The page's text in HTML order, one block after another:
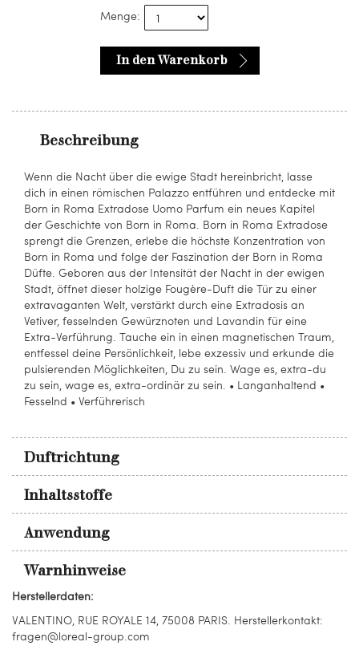
Menge:
In den Warenkorb
Beschreibung
Wenn die Nacht über die ewige Stadt hereinbricht, lasse
dich in einen römischen Palazzo entführen und entdecke mit
Born in Roma Extradose Uomo Parfum ein neues Kapitel
der Geschichte von Born in Roma. Born in Roma Extradose
sprengt die Grenzen, erlebe die höchste Konzentration von
Born in Roma und folge der Faszination der Born in Roma
Düfte. Geboren aus der Intensität der Nacht in der ewigen
Stadt, öffnet dieser holzige Fougère-Duft die Tür zu einer
extravaganten Welt, verstärkt durch eine Extradosis an
Vetiver, fesselnden Gewürznoten und Lavandin für eine
Extra-Verführung. Tauche ein in einen magnetischen Traum,
entfessel deine Persönlichkeit, lebe exzessiv und erkunde die
pulsierenden Möglichkeiten, Du zu sein. Wage es, extra-du
zu sein, wage es, extra-ordinär zu sein. • Langanhaltend •
Fesselnd • Verführerisch
Duftrichtung
Inhaltsstoffe
Anwendung
Warnhinweise
Herstellerdaten:
VALENTINO, RUE ROYALE 14, 75008 PARIS. Herstellerkontakt:
fragen@loreal-group.com